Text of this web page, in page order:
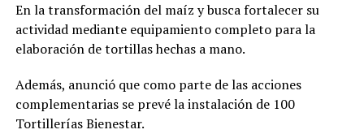
En la transformación del maíz y busca fortalecer su
actividad mediante equipamiento completo para la
elaboración de tortillas hechas a mano.
Además, anunció que como parte de las acciones
complementarias se prevé la instalación de 100
Tortillerías Bienestar.